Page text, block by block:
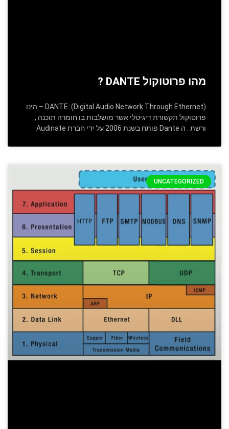
מהו פרוטוקול DANTE ?
(DANTE (Digital Audio Network Through Ethernet – הינו
פרוטוקול תקשורת דיגיטלי אשר מושלבות בו חומרה תוכנה ,
ורשת . ה Dante פותח בשנת 2006 על ידי חברת Audinate
UNCATEGORIZED